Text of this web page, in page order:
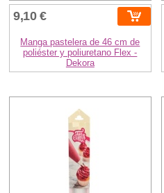
9,10 €
Manga pastelera de 46 cm de
poliéster y poliuretano Flex -
Dekora